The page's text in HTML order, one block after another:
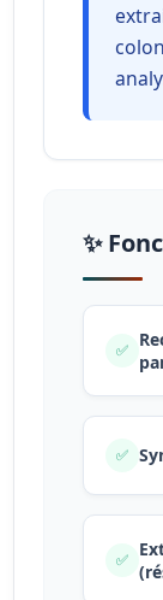
✨
✅
✅
✅